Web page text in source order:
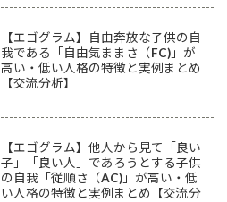
【エゴグラム】自由奔放な子供の自
我である「自由気ままさ（FC)」が
高い・低い人格の特徴と実例まとめ
【交流分析】
【エゴグラム】他人から見て「良い
子」「良い人」であろうとする子供
の自我「従順さ（AC)」が高い・低
い人格の特徴と実例まとめ【交流分